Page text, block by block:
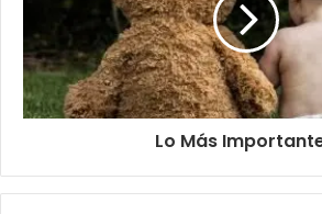
Lo ​Más